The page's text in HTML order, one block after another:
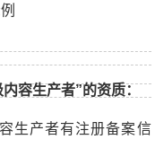
容生产者”的资质：
生产者有注册备案信